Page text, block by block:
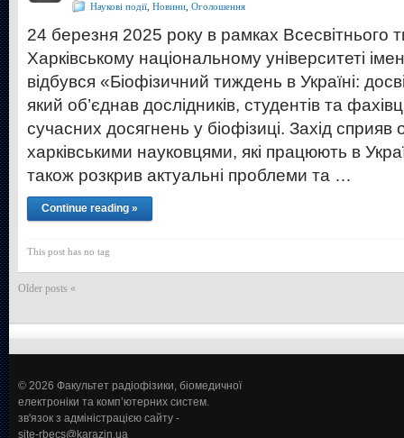
Наукові події Новини Оголошення
24 березня 2025 року в рамках Всесвітнього
Харківському національному університеті
відбувся «Біофізичний тиждень в Україні:
який об’єднав дослідників, студентів та
сучасних досягнень у біофізиці. Захід сприяв
харківськими науковцями, які працюють в
також розкрив актуальні проблеми та …
Continue reading »
This post has no tag
Older posts «
© 2026 Факультет радіофізики, біомедичної
електроніки та комп’ютерних систем.
зв'язок з адміністрацією сайту -
site-rbecs@karazin.ua